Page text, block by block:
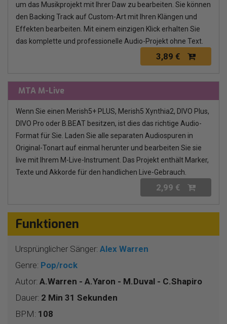
um das Musikprojekt mit Ihrer Daw zu bearbeiten. Sie können
den Backing Track auf Custom-Art mit Ihren Klängen und
Effekten bearbeiten. Mit einem einzigen Klick erhalten Sie
das komplette und professionelle Audio-Projekt ohne Text.
3,89 €
MTA M-Live
Wenn Sie einen Merish5+ PLUS, Merish5 Xynthia2, DIVO Plus,
DIVO Pro oder B.BEAT besitzen, ist dies das richtige Audio-
Format für Sie. Laden Sie alle separaten Audiospuren in
Original-Tonart auf einmal herunter und bearbeiten Sie sie
live mit Ihrem M-Live-Instrument. Das Projekt enthält Marker,
Texte und Akkorde für den handlichen Live-Gebrauch.
2,99 €
Funktionen
Ursprünglicher Sänger: Alex Warren
Genre: Pop/rock
Autor: A.Warren - A.Yaron - M.Duval - C.Shapiro
Dauer: 2 Min 31 Sekunden
BPM: 108